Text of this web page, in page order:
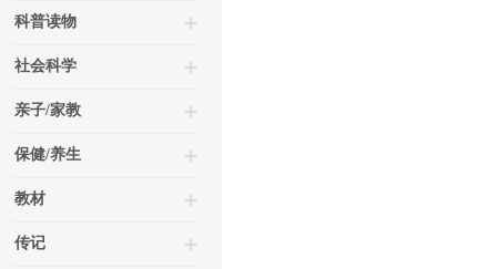
科普读物
社会科学
亲子/家教
保健/养生
教材
传记